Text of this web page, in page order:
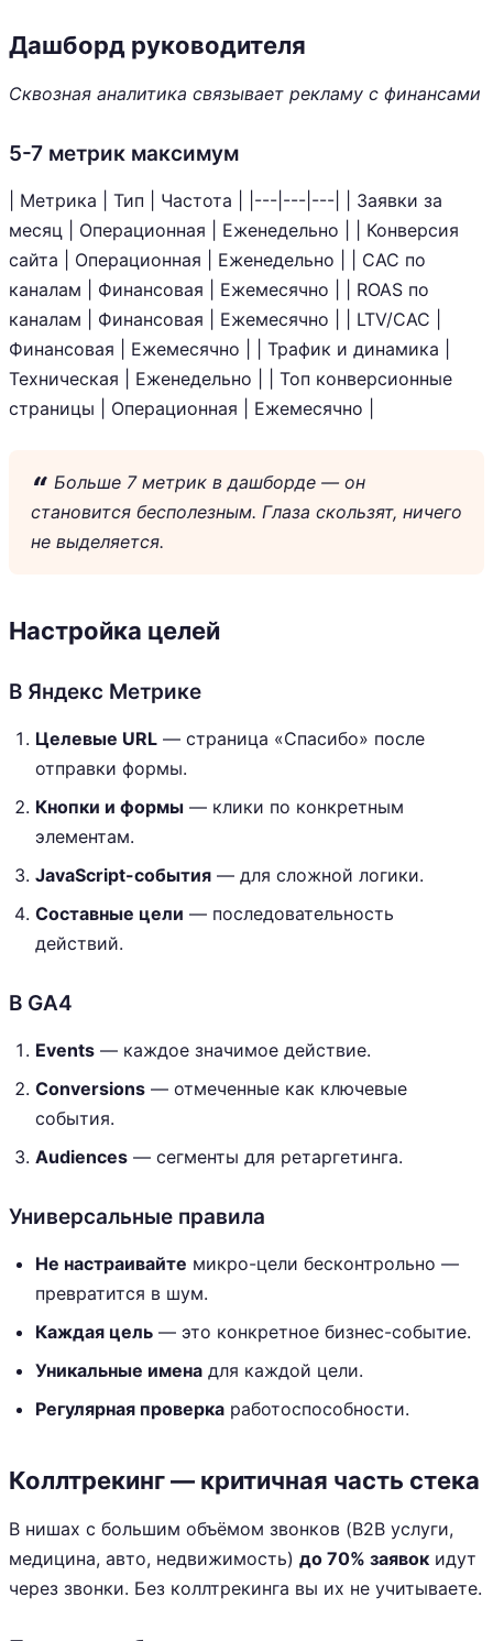
Дашборд руководителя
Сквозная аналитика связывает рекламу с финансами
5-7 метрик максимум
| Метрика | Тип | Частота | |---|---|---| | Заявки за
месяц | Операционная | Еженедельно | | Конверсия
сайта | Операционная | Еженедельно | | CAC по
каналам | Финансовая | Ежемесячно | | ROAS по
каналам | Финансовая | Ежемесячно | | LTV/CAC |
Финансовая | Ежемесячно | | Трафик и динамика |
Техническая | Еженедельно | | Топ конверсионные
страницы | Операционная | Ежемесячно |
Больше 7 метрик в дашборде — он
становится бесполезным. Глаза скользят, ничего
не выделяется.
Настройка целей
В Яндекс Метрике
Целевые URL — страница «Спасибо» после
отправки формы.
Кнопки и формы — клики по конкретным
элементам.
JavaScript-события — для сложной логики.
Составные цели — последовательность
действий.
В GA4
Events — каждое значимое действие.
Conversions — отмеченные как ключевые
события.
Audiences — сегменты для ретаргетинга.
Универсальные правила
Не настраивайте микро-цели бесконтрольно —
превратится в шум.
Каждая цель — это конкретное бизнес-событие.
Уникальные имена для каждой цели.
Регулярная проверка работоспособности.
Коллтрекинг — критичная часть стека
В нишах с большим объёмом звонков (B2B услуги,
медицина, авто, недвижимость) до 70% заявок идут
через звонки. Без коллтрекинга вы их не учитываете.